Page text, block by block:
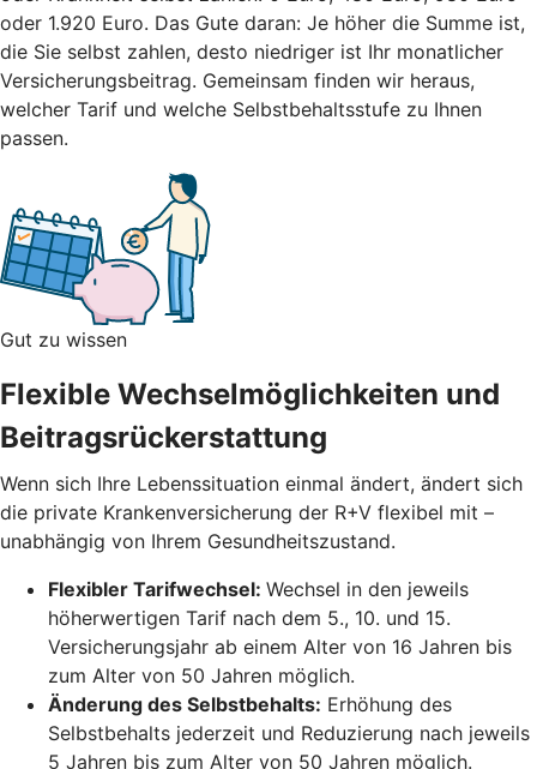
oder 1.920 Euro. Das Gute daran: Je höher die Summe ist,
die Sie selbst zahlen, desto niedriger ist Ihr monatlicher
Versicherungsbeitrag. Gemeinsam finden wir heraus,
welcher Tarif und welche Selbstbehaltsstufe zu Ihnen
passen.
Gut zu wissen
Flexible Wechselmöglichkeiten und
Beitragsrückerstattung
Wenn sich Ihre Lebenssituation einmal ändert, ändert sich
die private Krankenversicherung der R+V flexibel mit –
unabhängig von Ihrem Gesundheitszustand.
Flexibler Tarifwechsel: Wechsel in den jeweils
höherwertigen Tarif nach dem 5., 10. und 15.
Versicherungsjahr ab einem Alter von 16 Jahren bis
zum Alter von 50 Jahren möglich.
Änderung des Selbstbehalts: Erhöhung des
Selbstbehalts jederzeit und Reduzierung nach jeweils
5 Jahren bis zum Alter von 50 Jahren möglich.